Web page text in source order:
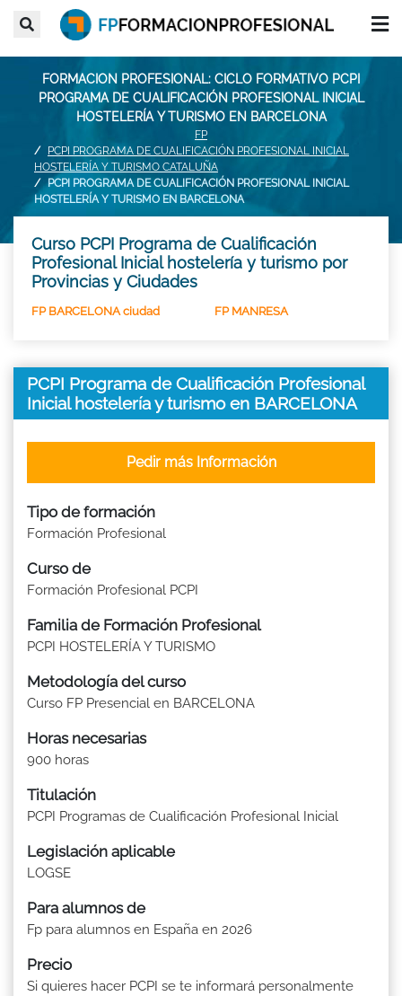
FORMACION PROFESIONAL: CICLO FORMATIVO PCPI
PROGRAMA DE CUALIFICACIÓN PROFESIONAL INICIAL
HOSTELERÍA Y TURISMO EN BARCELONA
FP
PCPI PROGRAMA DE CUALIFICACIÓN PROFESIONAL INICIAL
HOSTELERÍA Y TURISMO CATALUÑA
PCPI PROGRAMA DE CUALIFICACIÓN PROFESIONAL INICIAL
HOSTELERÍA Y TURISMO EN BARCELONA
Curso PCPI Programa de Cualificación
Profesional Inicial hostelería y turismo por
Provincias y Ciudades
FP BARCELONA ciudad FP MANRESA
PCPI Programa de Cualificación Profesional
Inicial hostelería y turismo en BARCELONA
Tipo de formación
Formación Profesional
Curso de
Formación Profesional PCPI
Familia de Formación Profesional
PCPI HOSTELERÍA Y TURISMO
Metodología del curso
Curso FP Presencial en BARCELONA
Horas necesarias
900 horas
Titulación
PCPI Programas de Cualificación Profesional Inicial
Legislación aplicable
LOGSE
Para alumnos de
Fp para alumnos en España en 2026
Precio
Si quieres hacer PCPI se te informará personalmente
Pedir más Información